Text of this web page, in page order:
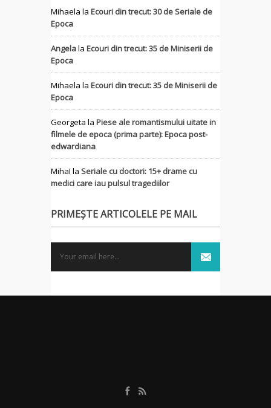
Mihaela la Ecouri din trecut: 30 de Seriale de
Epoca
Angelala Ecouri din trecut: 35 de Miniserii de
Epoca
Mihaela la Ecouri din trecut: 35 de Miniserii de
Epoca
Georgeta la Piese ale romantismului uitate in
filmele de epoca (prima parte): Epoca post-
edwardiana
MihaI la Seriale cu doctori: 15+ drame cu
medici care iau pulsul tragediilor
PRIMEȘTE ARTICOLELE PE MAIL